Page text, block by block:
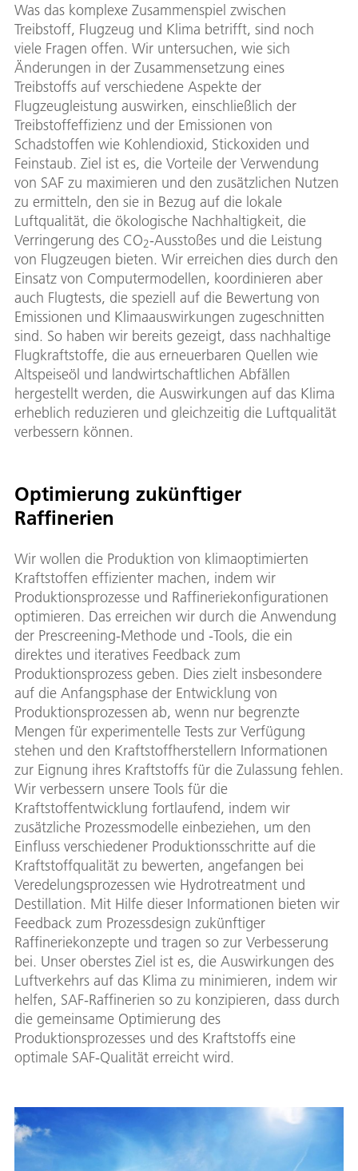
Was das komplexe Zusammenspiel zwischen
Treibstoff, Flugzeug und Klima betrifft, sind noch
viele Fragen offen. Wir untersuchen, wie sich
Änderungen in der Zusammensetzung eines
Treibstoffs auf verschiedene Aspekte der
Flugzeugleistung auswirken, einschließlich der
Treibstoffeffizienz und der Emissionen von
Schadstoffen wie Kohlendioxid, Stickoxiden und
Feinstaub. Ziel ist es, die Vorteile der Verwendung
von SAF zu maximieren und den zusätzlichen Nutzen
zu ermitteln, den sie in Bezug auf die lokale
Luftqualität, die ökologische Nachhaltigkeit, die
Verringerung des CO2-Ausstoßes und die Leistung
von Flugzeugen bieten. Wir erreichen dies durch den
Einsatz von Computermodellen, koordinieren aber
auch Flugtests, die speziell auf die Bewertung von
Emissionen und Klimaauswirkungen zugeschnitten
sind. So haben wir bereits gezeigt, dass nachhaltige
Flugkraftstoffe, die aus erneuerbaren Quellen wie
Altspeiseöl und landwirtschaftlichen Abfällen
hergestellt werden, die Auswirkungen auf das Klima
erheblich reduzieren und gleichzeitig die Luftqualität
verbessern können.
Optimierung zukünftiger
Raffinerien
Wir wollen die Produktion von klimaoptimierten
Kraftstoffen effizienter machen, indem wir
Produktionsprozesse und Raffineriekonfigurationen
optimieren. Das erreichen wir durch die Anwendung
der Prescreening-Methode und -Tools, die ein
direktes und iteratives Feedback zum
Produktionsprozess geben. Dies zielt insbesondere
auf die Anfangsphase der Entwicklung von
Produktionsprozessen ab, wenn nur begrenzte
Mengen für experimentelle Tests zur Verfügung
stehen und den Kraftstoffherstellern Informationen
zur Eignung ihres Kraftstoffs für die Zulassung fehlen.
Wir verbessern unsere Tools für die
Kraftstoffentwicklung fortlaufend, indem wir
zusätzliche Prozessmodelle einbeziehen, um den
Einfluss verschiedener Produktionsschritte auf die
Kraftstoffqualität zu bewerten, angefangen bei
Veredelungsprozessen wie Hydrotreatment und
Destillation. Mit Hilfe dieser Informationen bieten wir
Feedback zum Prozessdesign zukünftiger
Raffineriekonzepte und tragen so zur Verbesserung
bei. Unser oberstes Ziel ist es, die Auswirkungen des
Luftverkehrs auf das Klima zu minimieren, indem wir
helfen, SAF-Raffinerien so zu konzipieren, dass durch
die gemeinsame Optimierung des
Produktionsprozesses und des Kraftstoffs eine
optimale SAF-Qualität erreicht wird.